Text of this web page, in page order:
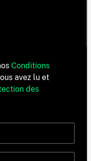
Conditions
avez lu et
des